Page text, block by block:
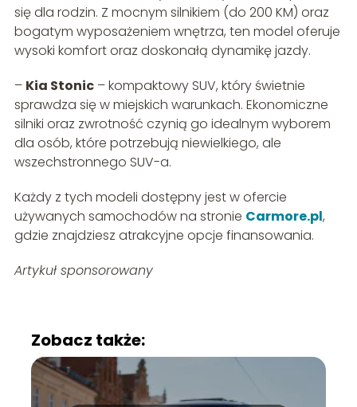
się dla rodzin. Z mocnym silnikiem (do 200 KM) oraz
bogatym wyposażeniem wnętrza, ten model oferuje
wysoki komfort oraz doskonałą dynamikę jazdy.
– Kia Stonic– kompaktowy SUV, który świetnie
sprawdza się w miejskich warunkach. Ekonomiczne
silniki oraz zwrotność czynią go idealnym wyborem
dla osób, które potrzebują niewielkiego, ale
wszechstronnego SUV-a.
Każdy z tych modeli dostępny jest w ofercie
używanych samochodów na stronie Carmore.pl,
gdzie znajdziesz atrakcyjne opcje finansowania.
Artykuł sponsorowany
Zobacz także: